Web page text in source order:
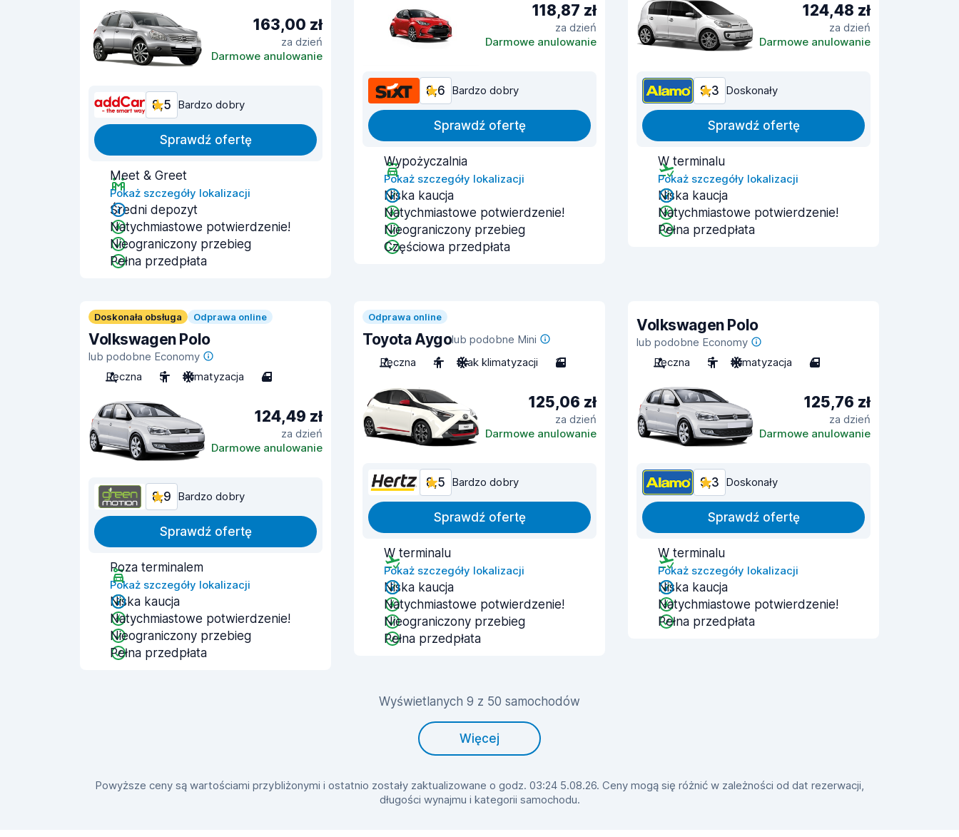
163,00 zł
za dzień
Darmowe anulowanie
8,5 Bardzo dobry
Sprawdź ofertę
Meet & Greet
Pokaż szczegóły lokalizacji
Średni depozyt
Natychmiastowe potwierdzenie!
Nieograniczony przebieg
Pełna przedpłata
118,87 zł
za dzień
Darmowe anulowanie
8,6 Bardzo dobry
Sprawdź ofertę
Wypożyczalnia
Pokaż szczegóły lokalizacji
Niska kaucja
Natychmiastowe potwierdzenie!
Nieograniczony przebieg
Częściowa przedpłata
124,48 zł
za dzień
Darmowe anulowanie
9,3 Doskonały
Sprawdź ofertę
W terminalu
Pokaż szczegóły lokalizacji
Niska kaucja
Natychmiastowe potwierdzenie!
Pełna przedpłata
Doskonała obsługa Odprawa online
Volkswagen Polo
lub podobne Economy
Ręczna
5 Klimatyzacja 4
124,49 zł
za dzień
Darmowe anulowanie
8,9 Bardzo dobry
Sprawdź ofertę
Poza terminalem
Pokaż szczegóły lokalizacji
Niska kaucja
Natychmiastowe potwierdzenie!
Nieograniczony przebieg
Pełna przedpłata
Odprawa online
Toyota Aygolub podobne Mini
Ręczna
4 Brak klimatyzacji 3
125,06 zł
za dzień
Darmowe anulowanie
8,5 Bardzo dobry
Sprawdź ofertę
W terminalu
Pokaż szczegóły lokalizacji
Niska kaucja
Natychmiastowe potwierdzenie!
Nieograniczony przebieg
Pełna przedpłata
Volkswagen Polo
lub podobne Economy
Ręczna
5 Klimatyzacja 4
125,76 zł
za dzień
Darmowe anulowanie
9,3 Doskonały
Sprawdź ofertę
W terminalu
Pokaż szczegóły lokalizacji
Niska kaucja
Natychmiastowe potwierdzenie!
Pełna przedpłata
Wyświetlanych 9 z 50 samochodów
Więcej
Powyższe ceny są wartościami przybliżonymi i ostatnio zostały zaktualizowane o godz. 03:24 5.08.26. Ceny mogą się różnić w zależności od dat rezerwacji,
długości wynajmu i kategorii samochodu.